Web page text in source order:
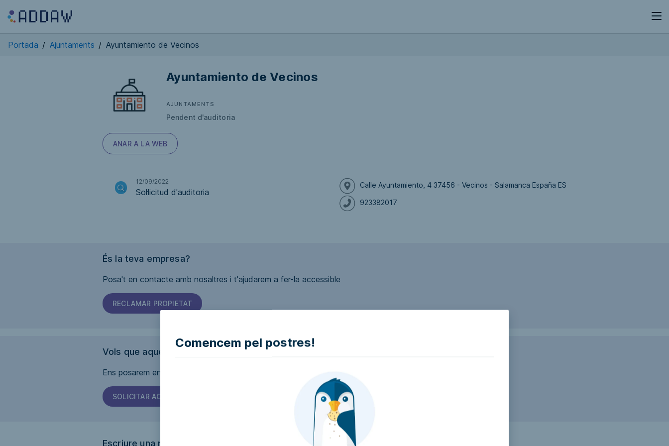
Comencem pel postres!
Portada / Ajuntaments / Ayuntamiento de Vecinos
Ayuntamiento de Vecinos
AJUNTAMENTS
Pendent d'auditoria
ANAR A LA WEB
12/09/2022
Sol·licitud d'auditoria
Calle Ayuntamiento, 4 37456 - Vecinos - Salamanca España ES
923382017
És la teva empresa?
Posa't en contacte amb nosaltres i t'ajudarem a fer-la accessible
RECLAMAR PROPIETAT
Vols que aquesta pàgina sigui accessible?
Ens posarem en contacte amb l'empresa i intentarem que la facin accessible..
SOLICITAR ACCESSIBILITAT
Escriure una ressenya